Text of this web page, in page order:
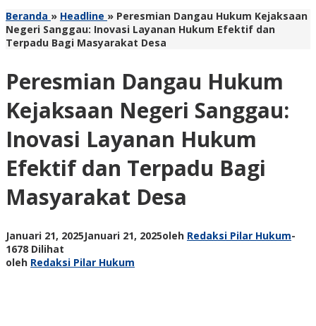
Beranda » Headline » Peresmian Dangau Hukum Kejaksaan
Negeri Sanggau: Inovasi Layanan Hukum Efektif dan
Terpadu Bagi Masyarakat Desa
Peresmian Dangau Hukum
Kejaksaan Negeri Sanggau:
Inovasi Layanan Hukum
Efektif dan Terpadu Bagi
Masyarakat Desa
Januari 21, 2025Januari 21, 2025oleh Redaksi Pilar Hukum-
1678 Dilihat
oleh Redaksi Pilar Hukum